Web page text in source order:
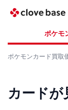
ポケモ
ポケモンカード買取
カードが